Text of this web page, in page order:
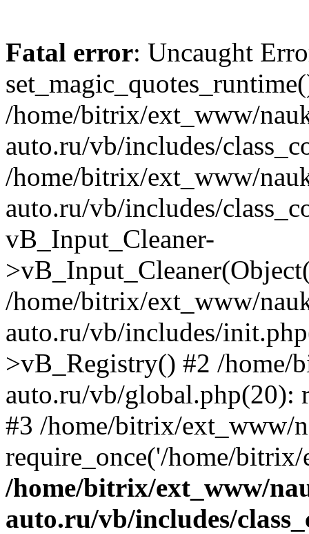
Fatal error: Uncaught
/home/bitrix/ext_www/
auto.ru/vb/includes/
/home/bitrix/ext_www/
auto.ru/vb/includes/
vB_Input_Cleaner-
/home/bitrix/ext_www/
auto.ru/vb/includes/
>vB_Registry() #2 /home/
auto.ru/vb/global.php(20):
#3 /home/bitrix/ext_www/
require_once('/home/
/home/bitrix/ext_www/
auto.ru/vb/includes/